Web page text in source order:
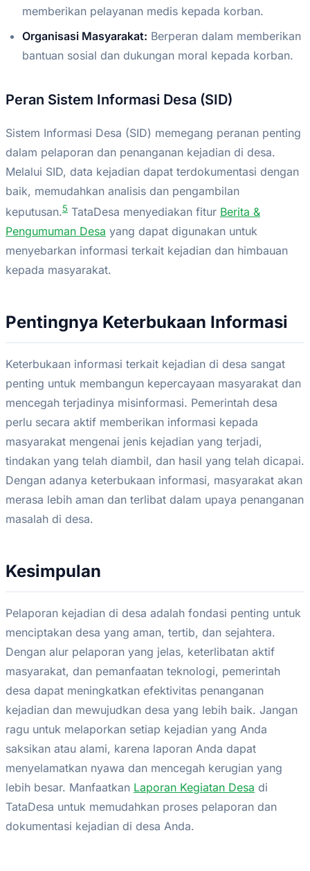
memberikan pelayanan medis kepada korban.
Organisasi Masyarakat: Berperan dalam memberikan
bantuan sosial dan dukungan moral kepada korban.
Peran Sistem Informasi Desa (SID)
Sistem Informasi Desa (SID) memegang peranan penting
dalam pelaporan dan penanganan kejadian di desa.
Melalui SID, data kejadian dapat terdokumentasi dengan
baik, memudahkan analisis dan pengambilan
keputusan.5 TataDesa menyediakan fitur Berita &
Pengumuman Desa yang dapat digunakan untuk
menyebarkan informasi terkait kejadian dan himbauan
kepada masyarakat.
Pentingnya Keterbukaan Informasi
Keterbukaan informasi terkait kejadian di desa sangat
penting untuk membangun kepercayaan masyarakat dan
mencegah terjadinya misinformasi. Pemerintah desa
perlu secara aktif memberikan informasi kepada
masyarakat mengenai jenis kejadian yang terjadi,
tindakan yang telah diambil, dan hasil yang telah dicapai.
Dengan adanya keterbukaan informasi, masyarakat akan
merasa lebih aman dan terlibat dalam upaya penanganan
masalah di desa.
Kesimpulan
Pelaporan kejadian di desa adalah fondasi penting untuk
menciptakan desa yang aman, tertib, dan sejahtera.
Dengan alur pelaporan yang jelas, keterlibatan aktif
masyarakat, dan pemanfaatan teknologi, pemerintah
desa dapat meningkatkan efektivitas penanganan
kejadian dan mewujudkan desa yang lebih baik. Jangan
ragu untuk melaporkan setiap kejadian yang Anda
saksikan atau alami, karena laporan Anda dapat
menyelamatkan nyawa dan mencegah kerugian yang
lebih besar. Manfaatkan Laporan Kegiatan Desa di
TataDesa untuk memudahkan proses pelaporan dan
dokumentasi kejadian di desa Anda.